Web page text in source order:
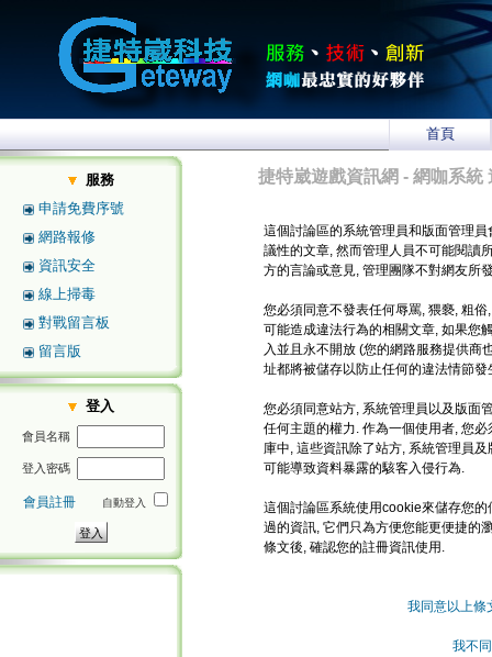
首頁
服務
申請免費序號
網路報修
資訊安全
線上掃毒
對戰留言板
留言版
登入
會員名稱
登入密碼
會員註冊 自動登入
捷特崴遊戲資訊網 - 網咖系統
這個討論區的系統管理員和版面管理
議性的文章, 然而管理人員不可能閱讀
方的言論或意見, 管理團隊不對網友所
您必須同意不發表任何辱罵, 猥褻, 粗
可能造成違法行為的相關文章, 如果您
入並且永不開放 (您的網路服務提供商
址都將被儲存以防止任何的違法情節發
您必須同意站方, 系統管理員以及版面
任何主題的權力. 作為一個使用者, 您
庫中, 這些資訊除了站方, 系統管理員
可能導致資料暴露的駭客入侵行為.
這個討論區系統使用cookie來儲存您
過的資訊, 它們只為方便您能更便捷的
條文後, 確認您的註冊資訊使用.
我同意以上條
我不